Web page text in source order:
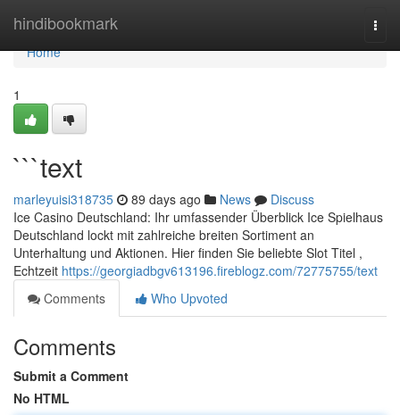
hindibookmark
Home
Home
1
```text
marleyuisi318735 89 days ago News
Discuss
Ice Casino Deutschland: Ihr umfassender Überblick Ice Spielhaus
Deutschland lockt mit zahlreiche breiten Sortiment an
Unterhaltung und Aktionen. Hier finden Sie beliebte Slot Titel ,
Echtzeit https://georgiadbgv613196.fireblogz.com/72775755/text
Comments
Who Upvoted
Comments
Submit a Comment
No HTML